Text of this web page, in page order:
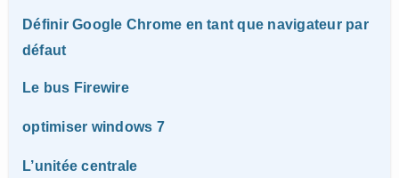
Définir Google Chrome en tant que navigateur par
défaut
Le bus Firewire
optimiser windows 7
L’unitée centrale